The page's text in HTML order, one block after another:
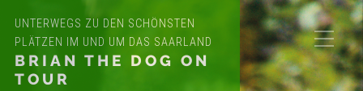
UNTERWEGS ZU DEN SCHÖNSTEN
PLÄTZEN IM UND UM DAS SAARLAND
BRIAN THE DOG ON
TOUR